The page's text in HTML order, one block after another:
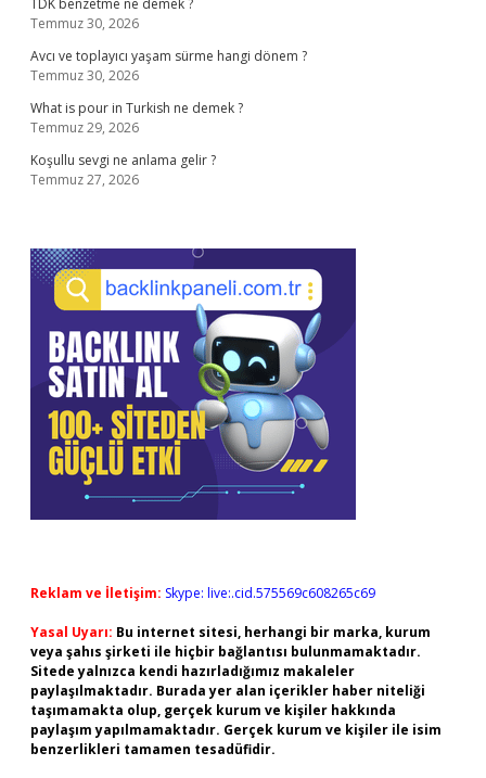
TDK benzetme ne demek ?
Temmuz 30, 2026
Avcı ve toplayıcı yaşam sürme hangi dönem ?
Temmuz 30, 2026
What is pour in Turkish ne demek ?
Temmuz 29, 2026
Koşullu sevgi ne anlama gelir ?
Temmuz 27, 2026
Reklam ve İletişim: Skype: live:.cid.575569c608265c69
Yasal Uyarı: Bu internet sitesi, herhangi bir marka, kurum
veya şahıs şirketi ile hiçbir bağlantısı bulunmamaktadır.
Sitede yalnızca kendi hazırladığımız makaleler
paylaşılmaktadır. Burada yer alan içerikler haber niteliği
taşımamakta olup, gerçek kurum ve kişiler hakkında
paylaşım yapılmamaktadır. Gerçek kurum ve kişiler ile isim
benzerlikleri tamamen tesadüfidir.